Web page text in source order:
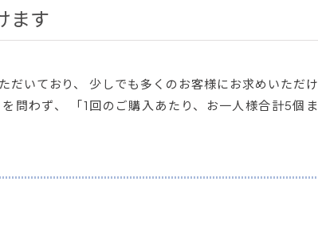
ます
いており、 少しでも多くのお客様にお求めいただけ
問わず、 「1回のご購入あたり、お一人様合計5個ま